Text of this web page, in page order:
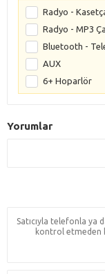
Radyo -
Radyo - MP3
Bluetooth -
AUX
6+ Hoparlör
Yorumlar
Satıcıyla telefonla ya
kontrol etmeden